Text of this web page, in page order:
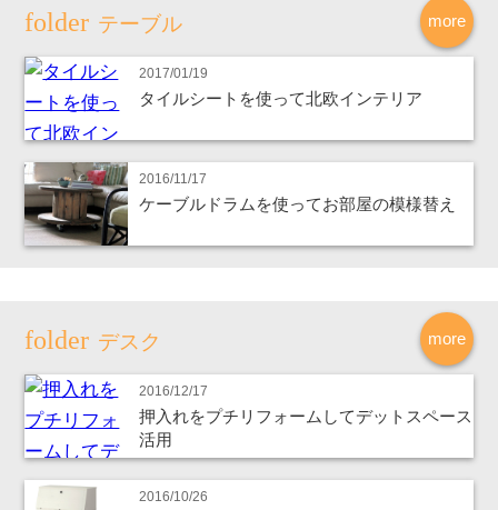
more
テーブル
2017/01/19
タイルシートを使って北欧インテリア
2016/11/17
ケーブルドラムを使ってお部屋の模様替え
more
デスク
2016/12/17
押入れをプチリフォームしてデットスペース
活用
2016/10/26